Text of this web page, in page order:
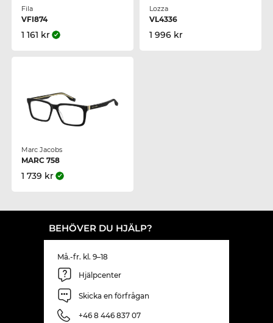
Fila
VFI874
1 161 kr
Lozza
VL4336
1 996 kr
Marc Jacobs
MARC 758
1 739 kr
BEHÖVER DU HJÄLP?
Må.-fr. kl. 9–18
Hjälpcenter
Skicka en förfrågan
+46 8 446 837 07